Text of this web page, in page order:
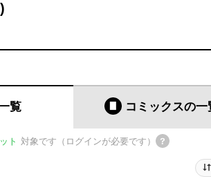
覧 コミックスの一
ト 対象です（ログインが必要です）